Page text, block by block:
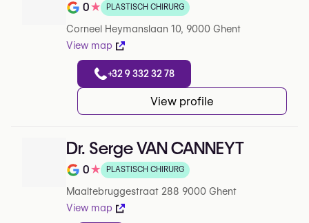
Note de 0 sur 5 sur Google
0★ PLASTISCH CHIRURG
Corneel Heymanslaan 10, 9000 Ghent
View map
+32 9 332 32 78
View profile
Dr. Serge VAN CANNEYT
Note de 0 sur 5 sur Google
0★ PLASTISCH CHIRURG
Maaltebruggestraat 288 9000 Ghent
View map